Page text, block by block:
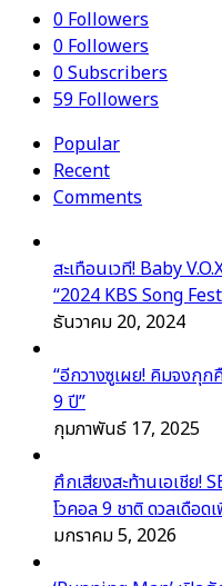
0Followers
0Followers
0Subscribers
59Followers
Popular
Recent
Comments
สะเทือนเวที! Baby
“2024 KBS Song
ธันวาคม 20, 2024
“อีกวางซูเผย! คิมจงกุก
9 ปี”
กุมภาพันธ์ 17, 2025
ศึกเสียงสะท้านเอเชีย!
โวคอล 9 ชาติ ดวลเดือ
มกราคม 5, 2026